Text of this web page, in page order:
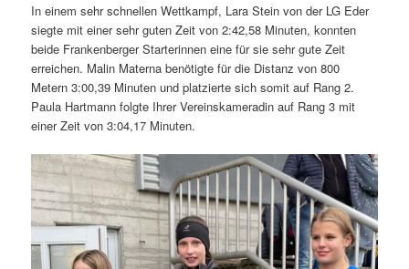
In einem sehr schnellen Wettkampf, Lara Stein von der LG Eder
siegte mit einer sehr guten Zeit von 2:42,58 Minuten, konnten
beide Frankenberger Starterinnen eine für sie sehr gute Zeit
erreichen. Malin Materna benötigte für die Distanz von 800
Metern 3:00,39 Minuten und platzierte sich somit auf Rang 2.
Paula Hartmann folgte Ihrer Vereinskameradin auf Rang 3 mit
einer Zeit von 3:04,17 Minuten.